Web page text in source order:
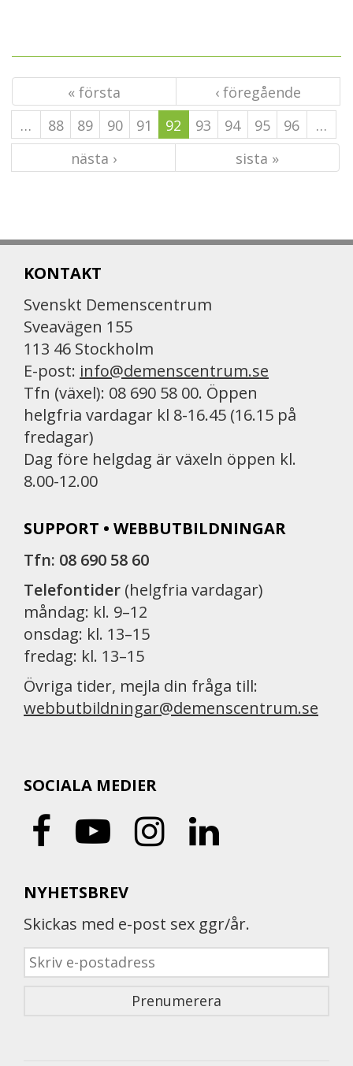
« första
‹ föregående
…
88 89 90 91 92 93 94 95 96
…
nästa ›
sista »
KONTAKT
Svenskt Demenscentrum
Sveavägen 155
113 46 Stockholm
E-post: info@demenscentrum.se
Tfn (växel): 08 690 58 00. Öppen
helgfria vardagar kl 8-16.45 (16.15 på
fredagar)
Dag före helgdag är växeln öppen kl.
8.00-12.00
SUPPORT • WEBBUTBILDNINGAR
Tfn: 08 690 58 60
Telefontider (helgfria vardagar)
måndag: kl. 9–12
onsdag: kl. 13–15
fredag: kl. 13–15
Övriga tider, mejla din fråga till:
webbutbildningar@demenscentrum.se
SOCIALA MEDIER
NYHETSBREV
Skickas med e-post sex ggr/år.